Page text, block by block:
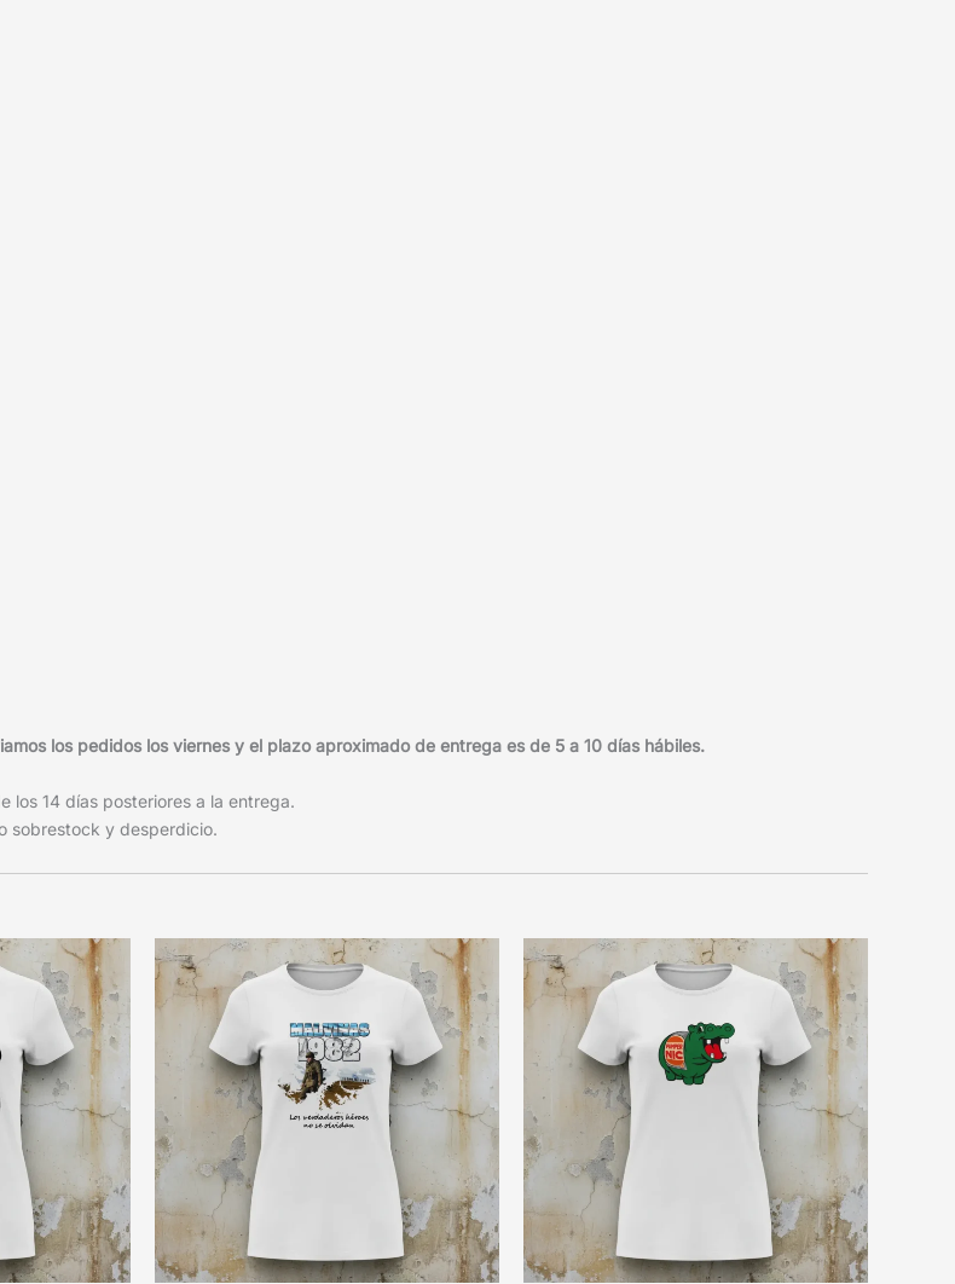
los pedidos los viernes y el plazo aproximado de entrega es de 5 a 10 días hábiles.
los 14 días posteriores a la entrega.
sobrestock y desperdicio.